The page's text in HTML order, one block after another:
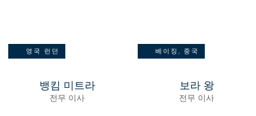
영국 런던
뱅킴 미트라
전무 이사
베이징, 중국
보라 왕
전무 이사